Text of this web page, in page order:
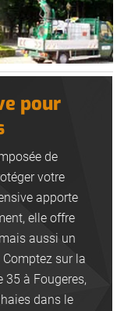
pour
de
votre
apporte
elle offre
aussi un
sur la
35 à Fougeres,
dans le